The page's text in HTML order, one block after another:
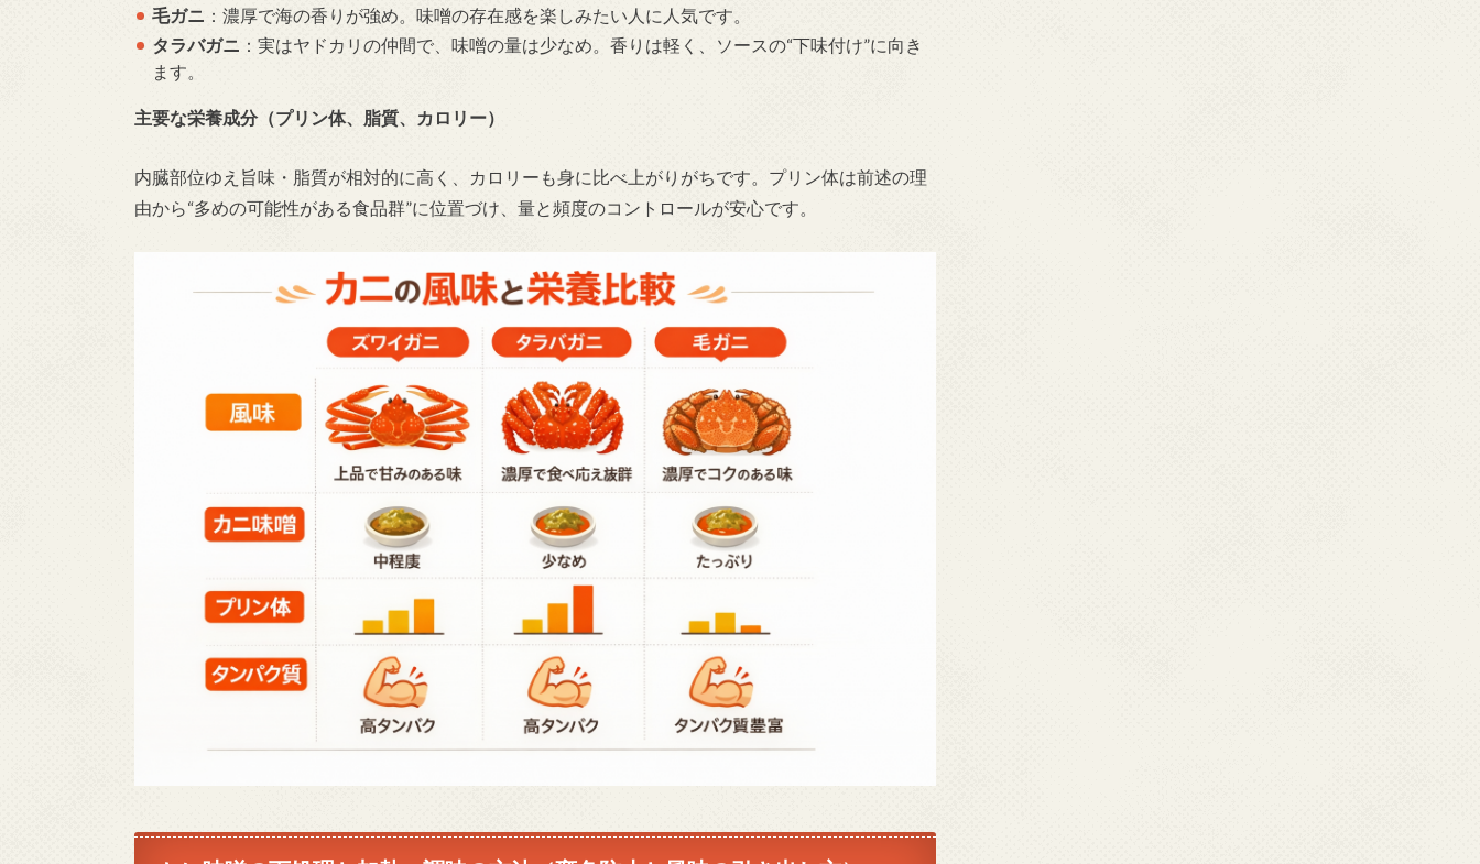
毛ガニ ：濃厚で海の香りが強め。味噌の存在感を楽しみたい人に人気です。
タラバガニ ：実はヤドカリの仲間で、味噌の量は少なめ。香りは軽く、ソースの“下味付け”に向き
ます。
主要な栄養成分（プリン体、脂質、カロリー）
内臓部位ゆえ旨味・脂質が相対的に高く、カロリーも身に比べ上がりがちです。プリン体は前述の理
由から“多めの可能性がある食品群”に位置づけ、量と頻度のコントロールが安心です。